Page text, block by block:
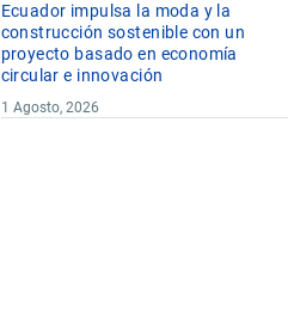
Ecuador impulsa la moda y la
construcción sostenible con un
proyecto basado en economía
circular e innovación
1 Agosto, 2026